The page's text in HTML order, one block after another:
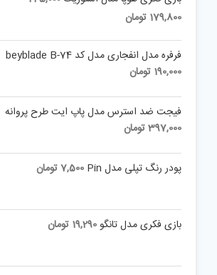
245,000 تومان.
179,800 تومان
is:
179,800 تومان.
فرفره مدل انفجاری مدل کد beyblade B-74
190,000 تومان
فیجت ضد استرس مدل پاپ ایت طرح پروانه
397,000تومان
پودر رنگ تپلی مدل Pin 7,500تومان
بازی فکری مدل تانگو 19,290 تومان